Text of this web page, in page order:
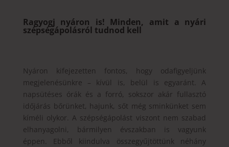
Ragyogj nyáron is! Minden, amit a nyári
szépségápolásról tudnod kell
Nyáron kifejezetten fontos, hogy odafigyeljünk
megjelenésünkre – kívül is, belül is egyaránt. A
napsütéses órák és a forró, sokszor akár fullasztó
időjárás bőrünket, hajunk, sőt még sminkünket sem
kíméli olykor. A szépségápolást viszont nem szabad
elhanyagolni, bármilyen évszakban is vagyunk
éppen. Ebből kiindulva összegyűjtöttünk néhány